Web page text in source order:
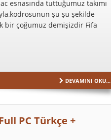
esnasında tuttuğumuz takımı
şu şu şekilde
bir çoğumuz demişizdir Fifa
DEVAMINI OKU...
PC Türkçe +